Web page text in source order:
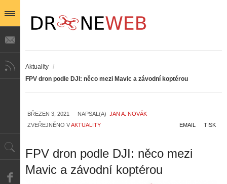
Aktuality /
FPV dron podle DJI: něco mezi Mavic a závodní koptérou
BŘEZEN 3, 2021 NAPSAL(A) JAN A. NOVÁK
ZVEŘEJNĚNO VAKTUALITY TISK
EMAIL
FPV dron podle DJI: něco mezi
Mavic a závodní koptérou